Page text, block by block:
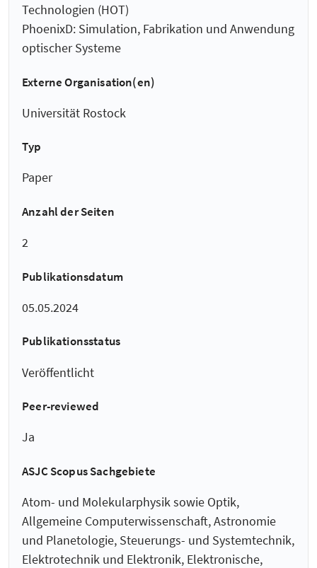
Technologien (HOT)
PhoenixD: Simulation, Fabrikation und Anwendung
optischer Systeme
Externe Organisation(en)
Universität Rostock
Typ
Paper
Anzahl der Seiten
2
Publikationsdatum
05.05.2024
Publikationsstatus
Veröffentlicht
Peer-reviewed
Ja
ASJC Scopus Sachgebiete
Atom- und Molekularphysik sowie Optik,
Allgemeine Computerwissenschaft, Astronomie
und Planetologie, Steuerungs- und Systemtechnik,
Elektrotechnik und Elektronik, Elektronische,